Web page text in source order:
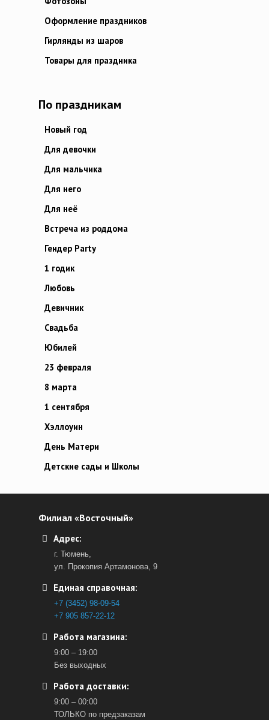
Оформление праздников
Гирлянды из шаров
Товары для праздника
По праздникам
Новый год
Для девочки
Для мальчика
Для него
Для неё
Встреча из роддома
Гендер Party
1 годик
Любовь
Девичник
Свадьба
Юбилей
23 февраля
8 марта
1 сентября
Хэллоуин
День Матери
Детские сады и Школы
Филиал «Восточный»
Адрес:
г. Тюмень,
ул. Прокопия Артамонова, 9
Единая справочная:
+7 (3452) 98-09-54
+7 905 857-22-12
Работа магазина:
9:00 – 19:00
Без выходных
Работа доставки:
9:00 – 00:00
ТОЛЬКО по предзаказам